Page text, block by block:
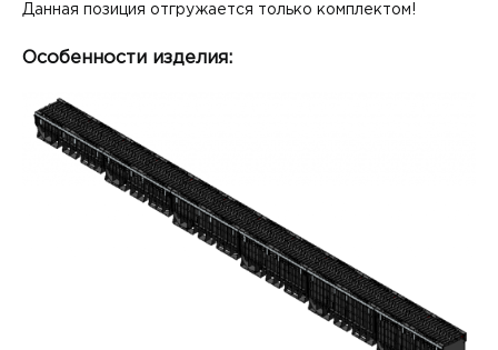
Данная позиция отгружается только комплектом!
Особенности изделия: